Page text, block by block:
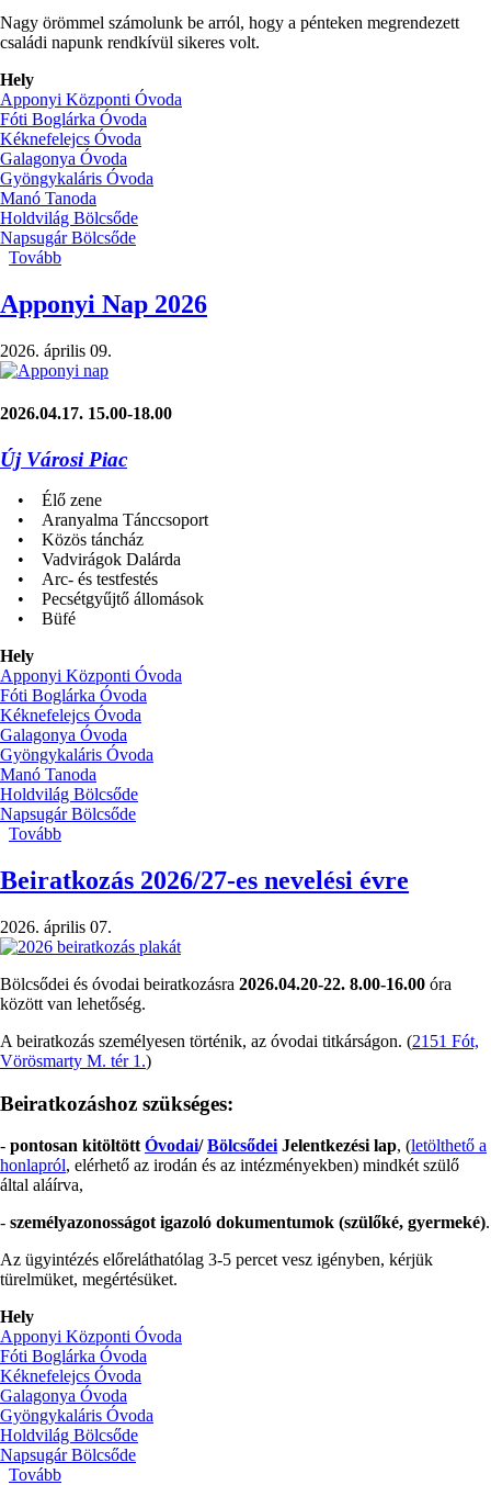
Nagy örömmel számolunk be arról, hogy a pénteken megrendezett
családi napunk rendkívül sikeres volt.
Hely
Apponyi Központi Óvoda
Fóti Boglárka Óvoda
Kéknefelejcs Óvoda
Galagonya Óvoda
Gyöngykaláris Óvoda
Manó Tanoda
Holdvilág Bölcsőde
Napsugár Bölcsőde
Tovább
–
élményekkel
összefogással
teli
Apponyi Nap 2026
2026. április 09.
2026.04.17. 15.00-18.00
Új Városi Piac
• Élő zene
• Aranyalma Tánccsoport
• Közös táncház
• Vadvirágok Dalárda
• Arc- és testfestés
• Pecsétgyűjtő állomások
• Büfé
Hely
Apponyi Központi Óvoda
Fóti Boglárka Óvoda
Kéknefelejcs Óvoda
Galagonya Óvoda
Gyöngykaláris Óvoda
Manó Tanoda
Holdvilág Bölcsőde
Napsugár Bölcsőde
Tovább
2026)
Beiratkozás 2026/27-es nevelési évre
2026. április 07.
Bölcsődei és óvodai beiratkozásra 2026.04.20-22. 8.00-16.00 óra
között van lehetőség.
A beiratkozás személyesen történik, az óvodai titkárságon. (2151 Fót,
Vörösmarty M. tér 1.)
Beiratkozáshoz szükséges:
- pontosan kitöltött Óvodai/Bölcsődei Jelentkezési lap, (letölthető a
honlapról, elérhető az irodán és az intézményekben) mindkét szülő
által aláírva,
- személyazonosságot igazoló dokumentumok (szülőké, gyermeké).
Az ügyintézés előreláthatólag 3-5 percet vesz igényben, kérjük
türelmüket, megértésüket.
Hely
Apponyi Központi Óvoda
Fóti Boglárka Óvoda
Kéknefelejcs Óvoda
Galagonya Óvoda
Gyöngykaláris Óvoda
Holdvilág Bölcsőde
Napsugár Bölcsőde
Tovább